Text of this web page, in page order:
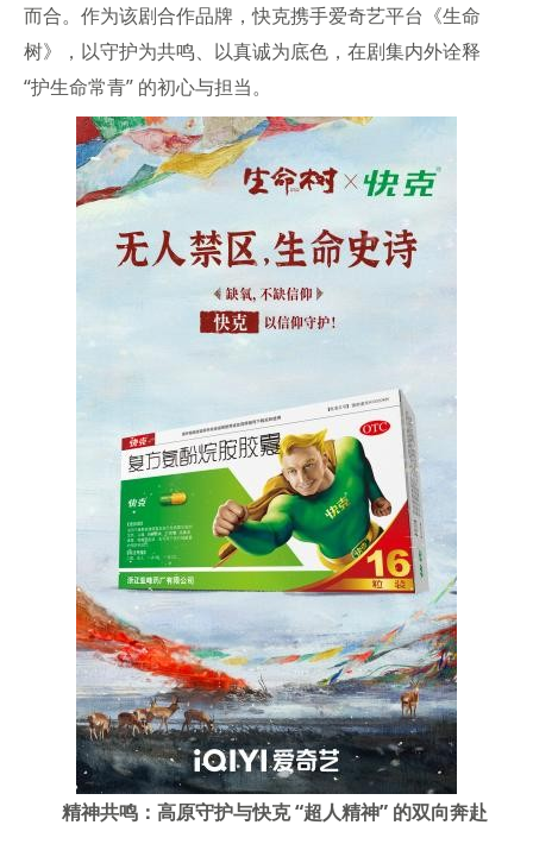
而合。作为该剧合作品牌，快克携手爱奇艺平台《生命
树》，以守护为共鸣、以真诚为底色，在剧集内外诠释
“护生命常青” 的初心与担当。
精神共鸣：高原守护与快克 “超人精神” 的双向奔赴